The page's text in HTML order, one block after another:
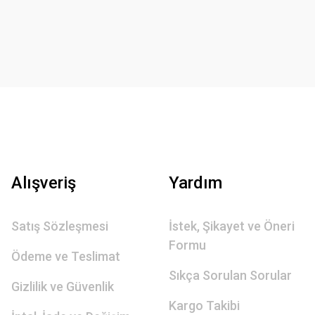
Alışveriş
Satış Sözleşmesi
Ödeme ve Teslimat
Gizlilik ve Güvenlik
Yardım
İstek, Şikayet ve Öneri
Formu
Sıkça Sorulan Sorular
Kargo Takibi